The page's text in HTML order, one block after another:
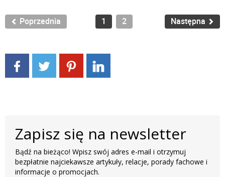
Poprzednia 1 2 Następna
Zapisz się na newsletter
Bądź na bieżąco! Wpisz swój adres e-mail i otrzymuj
bezpłatnie najciekawsze artykuły, relacje, porady fachowe i
informacje o promocjach.